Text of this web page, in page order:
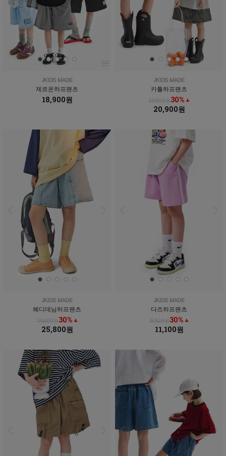
제르온하프팬츠
18,900원
카틀하프팬츠
29,800원30% ↓
20,900원
헤디데님하프팬츠
36,800원30% ↓
25,800원
다즈하프팬츠
15,800원30% ↓
11,100원